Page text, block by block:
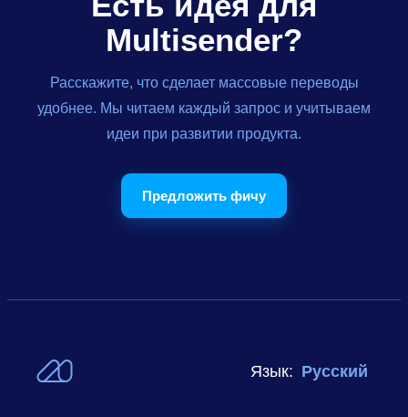
Multisender?
Расскажите, что сделает массовые переводы
удобнее. Мы читаем каждый запрос и учитываем
идеи при развитии продукта.
Предложить фичу
Язык: Русский